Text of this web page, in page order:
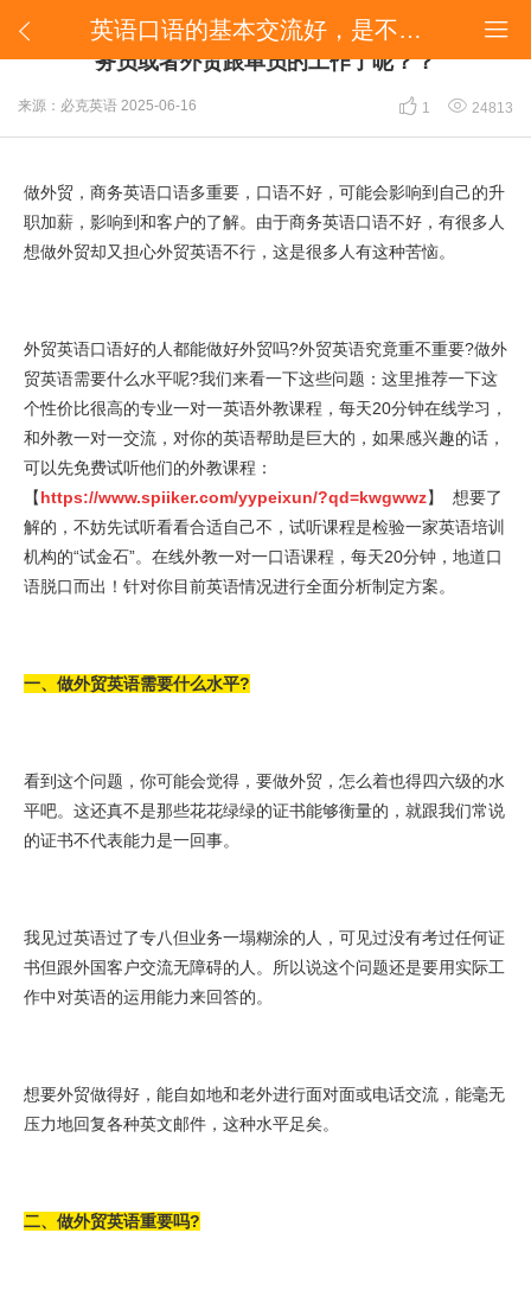
 
英语口语的基本交流好，是不是就可以胜任外贸业务员或者外贸跟单员的工作了呢？？
英语口语的基本交流好，是不是就可以胜任外贸业
务员或者外贸跟单员的工作了呢？？
来源：必克英语 2025-06-16  1  24813
做外贸，商务英语口语多重要，口语不好，可能会影响到自己的升
职加薪，影响到和客户的了解。由于商务英语口语不好，有很多人
想做外贸却又担心外贸英语不行，这是很多人有这种苦恼。
外贸英语口语好的人都能做好外贸吗?外贸英语究竟重不重要?做外
贸英语需要什么水平呢?我们来看一下这些问题：这里推荐一下这
个性价比很高的专业一对一英语外教课程，每天20分钟在线学习，
和外教一对一交流，对你的英语帮助是巨大的，如果感兴趣的话，
可以先免费试听他们的外教课程：
【https://www.spiiker.com/yypeixun/?qd=kwgwwz】 想要了
解的，不妨先试听看看合适自己不，试听课程是检验一家英语培训
机构的“试金石”。在线外教一对一口语课程，每天20分钟，地道口
语脱口而出！针对你目前英语情况进行全面分析制定方案。
一、做外贸英语需要什么水平?
看到这个问题，你可能会觉得，要做外贸，怎么着也得四六级的水
平吧。这还真不是那些花花绿绿的证书能够衡量的，就跟我们常说
的证书不代表能力是一回事。
我见过英语过了专八但业务一塌糊涂的人，可见过没有考过任何证
书但跟外国客户交流无障碍的人。所以说这个问题还是要用实际工
作中对英语的运用能力来回答的。
想要外贸做得好，能自如地和老外进行面对面或电话交流，能毫无
压力地回复各种英文邮件，这种水平足矣。
二、做外贸英语重要吗?